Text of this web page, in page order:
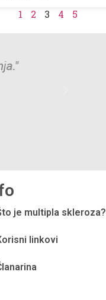
1 2 3 4 5
je multipla skleroza?
linkovi